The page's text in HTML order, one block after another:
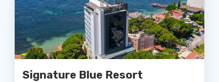
Signature Blue Resort